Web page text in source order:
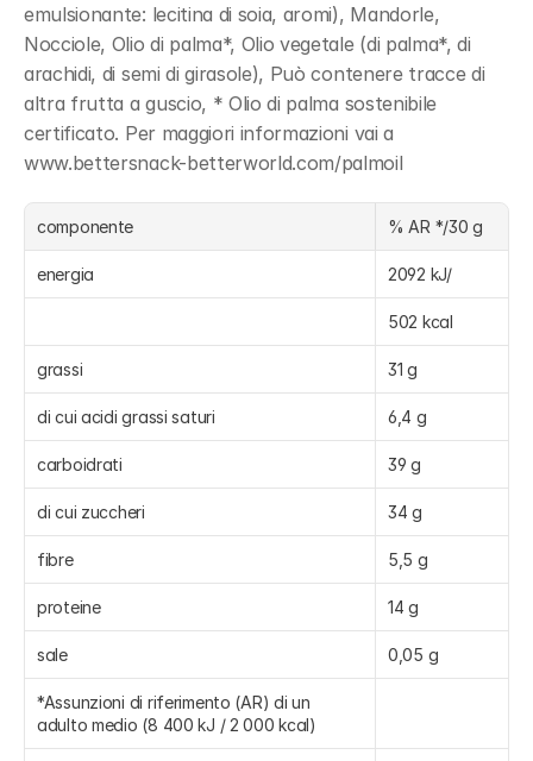
emulsionante: lecitina di soia, aromi), Mandorle,
Nocciole, Olio di palma*, Olio vegetale (di palma*, di
arachidi, di semi di girasole), Può contenere tracce di
altra frutta a guscio, * Olio di palma sostenibile
certificato. Per maggiori informazioni vai a
www.bettersnack-betterworld.com/palmoil
componente % AR */30 g
energia 2092 kJ/
502 kcal
grassi 31 g
di cui acidi grassi saturi 6,4 g
carboidrati 39 g
di cui zuccheri 34 g
fibre 5,5 g
proteine 14 g
sale 0,05 g
*Assunzioni di riferimento (AR) di un
adulto medio (8 400 kJ / 2 000 kcal)